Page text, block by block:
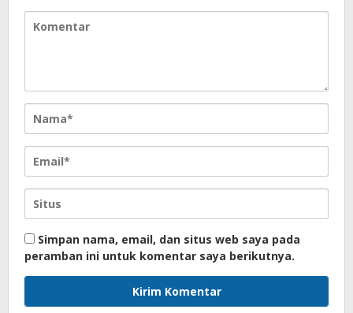
Simpan nama, email, dan situs web saya pada
peramban ini untuk komentar saya berikutnya.